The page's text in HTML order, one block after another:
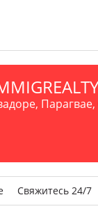
Свяжитесь 24/7